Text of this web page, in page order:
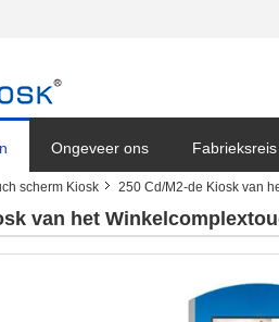
Ongeveer ons Fabrieksreis
scherm Kiosk 250 Cd/M2-de Kiosk van
van het